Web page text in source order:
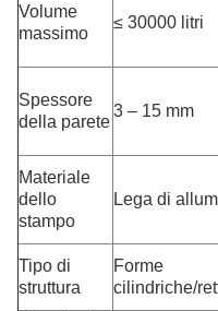
Volume
massimo
≤ 30000 litri
Spessore
della parete
3 – 15 mm
Materiale
dello
stampo
Lega di
Tipo di
struttura
Forme
cilindriche/